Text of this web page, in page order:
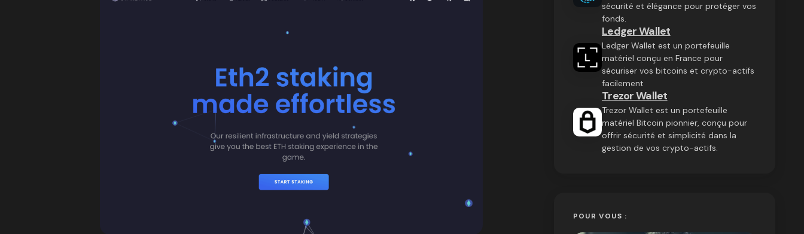
sécurité et élégance pour protéger vos
fonds.
Ledger Wallet
Ledger Wallet est un portefeuille
matériel conçu en France pour
sécuriser vos bitcoins et crypto-actifs
facilement
Trezor Wallet
Trezor Wallet est un portefeuille
matériel Bitcoin pionnier, conçu pour
offrir sécurité et simplicité dans la
gestion de vos crypto-actifs.
POUR VOUS :